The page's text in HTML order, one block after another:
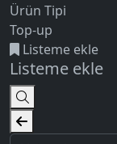
Ürün Tipi
Top-up
Listeme ekle
Listeme ekle